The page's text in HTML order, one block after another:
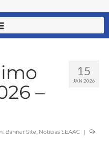
15
JAN 2026
–
Banner Site, Notícias SEAAC
|